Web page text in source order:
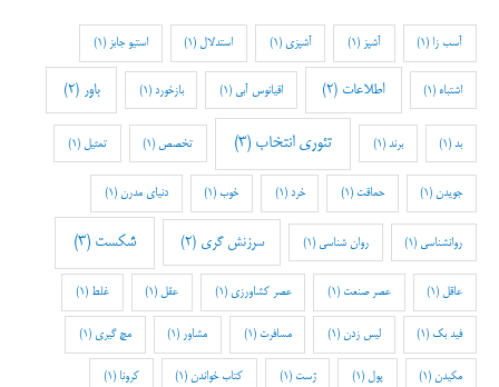
آسب زا (1) آشپز (1) آشپزی (1) استدلال (1) استیو جابز (1)
اشتباه (1) اطلاعات (2) اقیانوس آبی (1) بازخورد (1) باور (2)
بد(1) برند (1) تئوری انتخاب (3) تخصص (1) تمثیل (1)
جویدن (1) حماقت (1) خرد (1) خوب(1) دنیای مدرن (1)
روانشناسی (1) روان شناسی (1) سرزنش گری (2) شکست (3)
عاقل (1) عصر صنعت (1) عصر کشاورزی (1) عقل (1) غلط (1)
فید بک(1) لیس زدن (1) مسافرت (1) مشاور (1) مچ گیری (1)
مکیدن (1) پول (1) ژست (1) کتاب خواندن (1) کرونا (1)